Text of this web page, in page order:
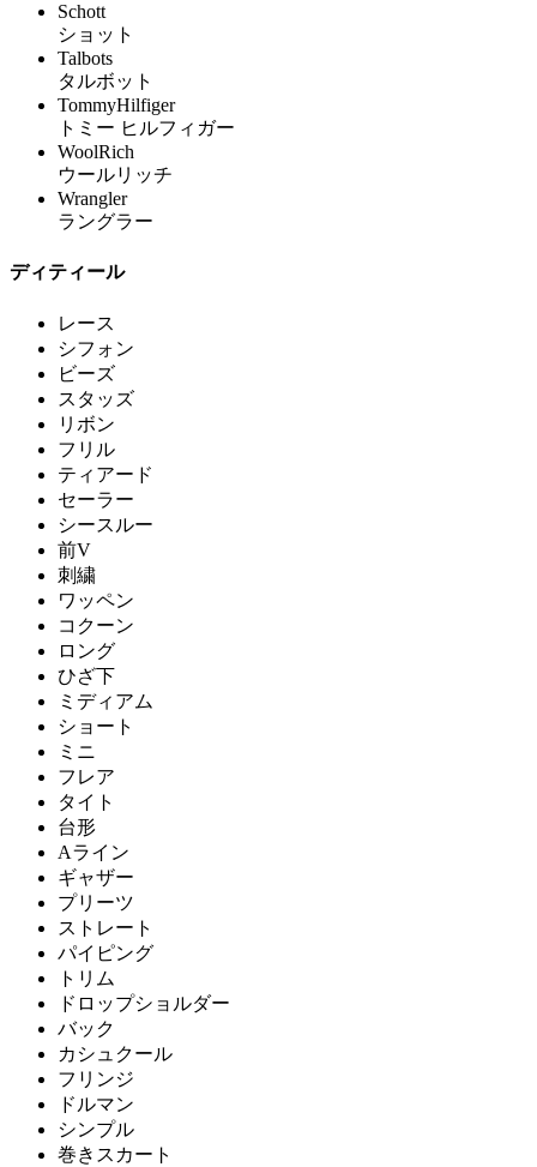
Schott
ショット
Talbots
タルボット
TommyHilfiger
トミー ヒルフィガー
WoolRich
ウールリッチ
Wrangler
ラングラー
ディティール
レース
シフォン
ビーズ
スタッズ
リボン
フリル
ティアード
セーラー
シースルー
前V
刺繍
ワッペン
コクーン
ロング
ひざ下
ミディアム
ショート
ミニ
フレア
タイト
台形
Aライン
ギャザー
プリーツ
ストレート
パイピング
トリム
ドロップショルダー
バック
カシュクール
フリンジ
ドルマン
シンプル
巻きスカート